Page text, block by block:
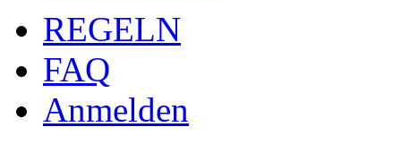
REGELN
FAQ
Anmelden